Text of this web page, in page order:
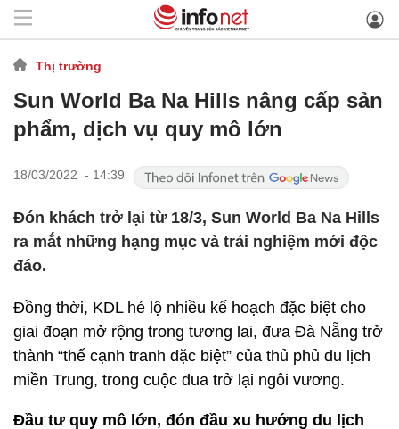
Thị trường
Sun World Ba Na Hills nâng cấp sản
phẩm, dịch vụ quy mô lớn
18/03/2022 - 14:39
Đón khách trở lại từ 18/3, Sun World Ba Na Hills
ra mắt những hạng mục và trải nghiệm mới độc
đáo.
Đồng thời, KDL hé lộ nhiều kế hoạch đặc biệt cho
giai đoạn mở rộng trong tương lai, đưa Đà Nẵng trở
thành “thế cạnh tranh đặc biệt” của thủ phủ du lịch
miền Trung, trong cuộc đua trở lại ngôi vương.
Đầu tư quy mô lớn, đón đầu xu hướng du lịch